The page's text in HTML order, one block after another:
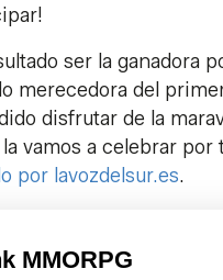
ser la ganadora
merecedora del
disfrutar de la
vamos a celebrar
por lavozdelsur.es.
MMORPG